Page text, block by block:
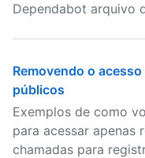
Dependabot arquivo
Removendo o
públicos
Exemplos de como
para acessar apenas
chamadas para